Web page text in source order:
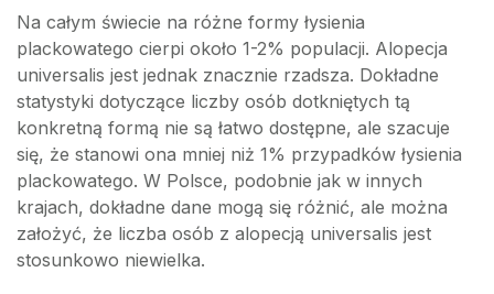
Na całym świecie na różne formy łysienia
plackowatego cierpi około 1-2% populacji. Alopecja
universalis jest jednak znacznie rzadsza. Dokładne
statystyki dotyczące liczby osób dotkniętych tą
konkretną formą nie są łatwo dostępne, ale szacuje
się, że stanowi ona mniej niż 1% przypadków łysienia
plackowatego. W Polsce, podobnie jak w innych
krajach, dokładne dane mogą się różnić, ale można
założyć, że liczba osób z alopecją universalis jest
stosunkowo niewielka.